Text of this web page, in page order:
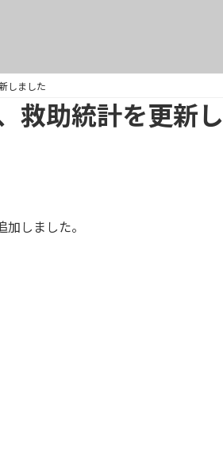
しました
救助統計を更新し
しました。